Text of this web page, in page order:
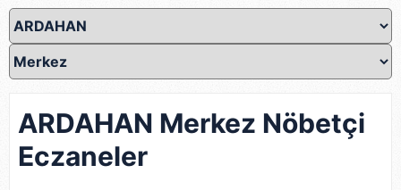
ARDAHAN Merkez Nöbetçi
Eczaneler